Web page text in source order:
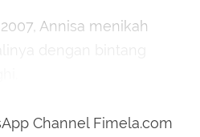
Annisa menikah
Channel Fimela.com